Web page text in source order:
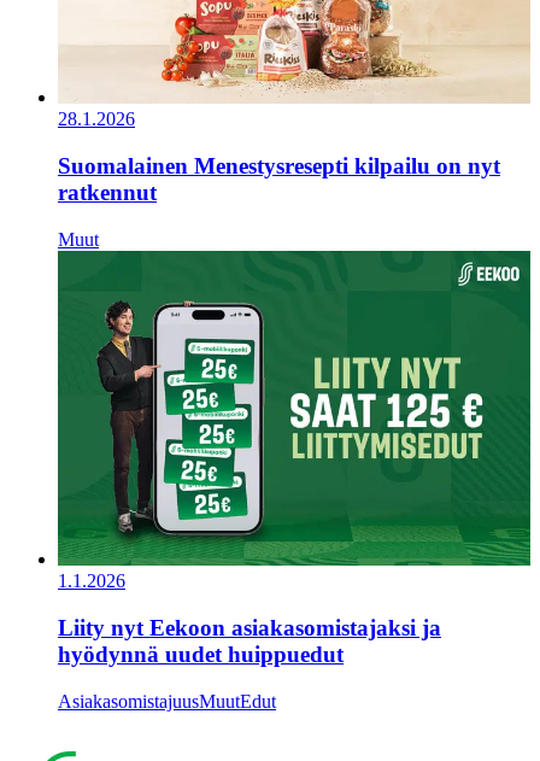
28.1.2026
Suomalainen Menestysresepti kilpailu on nyt
ratkennut
Muut
1.1.2026
Liity nyt Eekoon asiakasomistajaksi ja
hyödynnä uudet huippuedut
AsiakasomistajuusMuutEdut